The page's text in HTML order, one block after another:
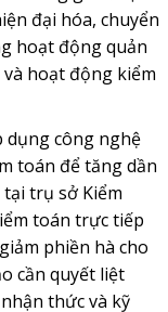
đại hóa, chuyển
hoạt động quản
hoạt động kiểm
dụng công nghệ
toán để tăng dần
trụ sở Kiểm
toán trực tiếp
phiền hà cho
cần quyết liệt
thức và kỹ